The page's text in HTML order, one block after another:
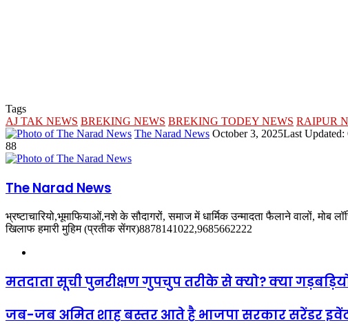
Tags
AJ TAK NEWS BREKING NEWS BREKING TODEY NEWS RAIPUR
The Narad News Send
October 3, 2025Last Updated:
88
The Narad News
भ्रष्टाचारियो,भूमाफियाओं,नशे के सौदागरों, समाज में धार्मिक उन्मादता फैलाने वालों,
खिलाफ हमारी मुहिम (प्रतीक सेंगर)8878141022,9685662222
मतदाता सूची पुनरीक्षण गुपचुप तरीके से क्यो? क्या
जब-जब अमित शाह बस्तर आते है भाजपा सरकार सरेंडर